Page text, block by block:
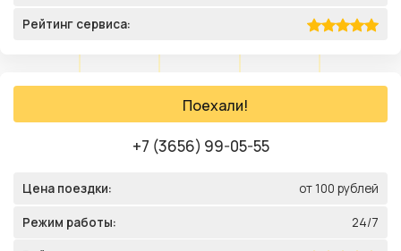
Рейтинг сервиса:
Поехали!
+7 (3656) 99-05-55
Цена поездки: от 100 рублей
Режим работы: 24/7